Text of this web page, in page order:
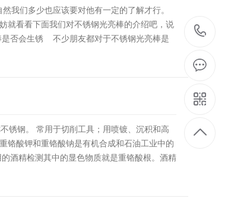
我们多少也应该要对他有一定的了解才行。
就看看下面我们对不锈钢光亮棒的介绍吧，说
否会生锈 不少朋友都对于不锈钢光亮棒是
锈钢。 常用于切削工具；用喷镀、沉积和高
铬酸钾和重铬酸钠是有机合成和石油工业中的
酒精检测其中的显色物质就是重铬酸根。酒精